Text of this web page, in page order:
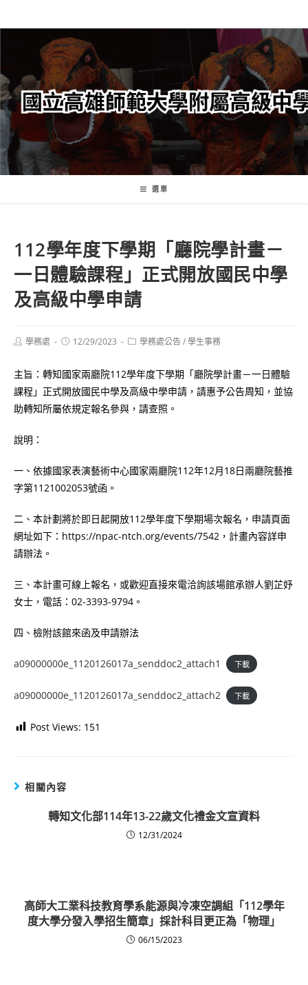
轉
要
內
容
選單
112學年度下學期「廳院學計畫－
一日體驗課程」正式開放國民中學
及高級中學申請
Post學務處
Post12/29/2023
Post學務處公告/學生事務
主旨：轉知國家兩廳院112學年度下學期「廳院學計畫－一日體驗
課程」正式開放國民中學及高級中學申請，請惠予公告周知，並協
助轉知所屬依規定報名參與，請查照。
說明：
一、依據國家表演藝術中心國家兩廳院112年12月18日兩廳院藝推
字第1121002053號函。
二、本計劃將於即日起開放112學年度下學期場次報名，申請頁面
網址如下：https://npac-ntch.org/events/7542，計畫內容詳申
請辦法。
三、本計畫可線上報名，或歡迎直接來電洽詢該場館承辦人劉芷妤
女士，電話：02-3393-9794。
四、檢附該館來函及申請辦法
a09000000e_1120126017a_senddoc2_attach1 下載
a09000000e_1120126017a_senddoc2_attach2 下載
Post Views: 151
相關內容
轉知文化部114年13-22歲文化禮金文宣資料
12/31/2024
高師大工業科技教育學系能源與冷凍空調組「112學年
度大學分發入學招生簡章」採計科目更正為「物理」
06/15/2023